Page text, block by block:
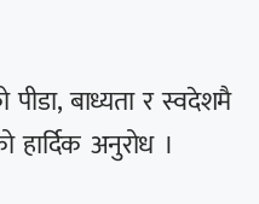
बाध्यता र स्वदेशमै
हार्दिक अनुरोध ।